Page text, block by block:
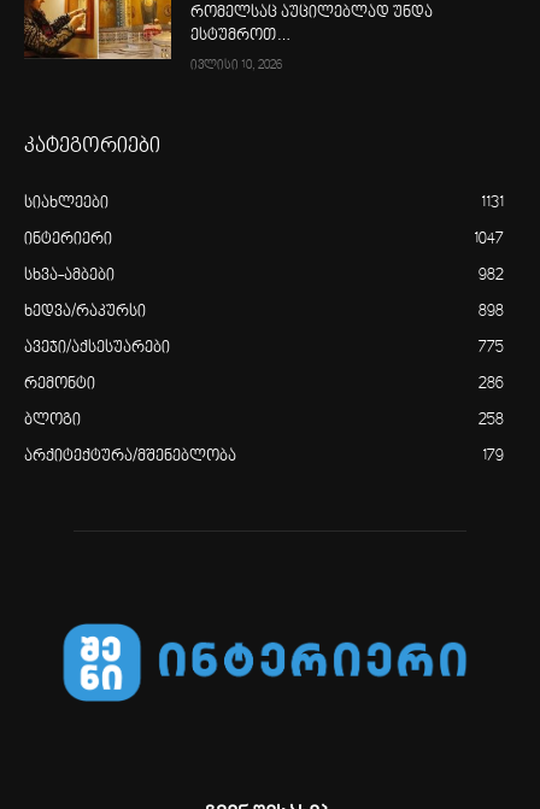
რომელსაც აუცილებლად უნდა
ესტუმროთ…
ივლისი 10, 2026
კატეგორიები
სიახლეები 1131
ინტერიერი 1047
სხვა-ამბები 982
ხედვა/რაკურსი 898
ავეჯი/აქსესუარები 775
რემონტი 286
ბლოგი 258
არქიტექტურა/მშენებლობა 179